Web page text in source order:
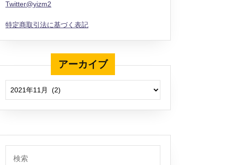
Twitter@yizm2
特定商取引法に基づく表記
アーカイブ
索: